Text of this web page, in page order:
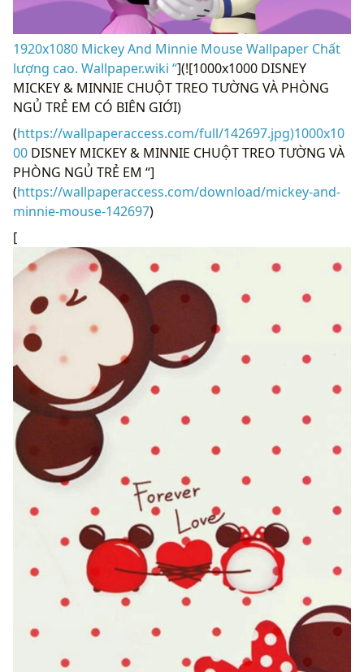
1920x1080 Mickey And Minnie Mouse Wallpaper Chất
lượng cao. Wallpaper.wiki “](![1000x1000 DISNEY
MICKEY & MINNIE CHUỘT TREO TƯỜNG VÀ PHÒNG
NGỦ TRẺ EM CÓ BIÊN GIỚI)
(https://wallpaperaccess.com/full/142697.jpg)1000x10
00 DISNEY MICKEY & MINNIE CHUỘT TREO TƯỜNG VÀ
PHÒNG NGỦ TRẺ EM “]
(https://wallpaperaccess.com/download/mickey-and-
minnie-mouse-142697)
[